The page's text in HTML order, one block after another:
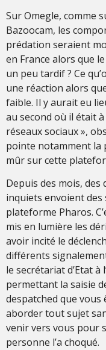
Sur Omegle, comme
Bazoocam, les
prédation seraient
en France alors que
un peu tardif ? Ce
une réaction alors
faible. Il y aurait eu
au second où il était
réseaux sociaux »,
pointe notamment la
mûr sur cette
Depuis des mois,
inquiets envoient
plateforme Pharos.
mis en lumière les
avoir incité le
différents
le secrétariat d’Etat à
permettant la saisie
despatched que
aborder tout sujet
venir vers vous pour
personne l’a choqué.